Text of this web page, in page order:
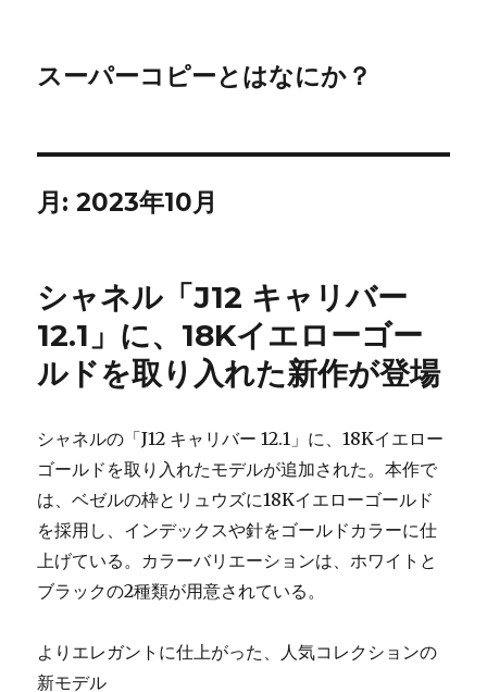
スーパーコピーとはなにか？
月:2023年10月
シャネル「J12 キャリバー
12.1」に、18Kイエローゴー
ルドを取り入れた新作が登場
シャネルの「J12 キャリバー 12.1」に、18Kイエロー
ゴールドを取り入れたモデルが追加された。本作で
は、ベゼルの枠とリュウズに18Kイエローゴールド
を採用し、インデックスや針をゴールドカラーに仕
上げている。カラーバリエーションは、ホワイトと
ブラックの2種類が用意されている。
よりエレガントに仕上がった、人気コレクションの
新モデル